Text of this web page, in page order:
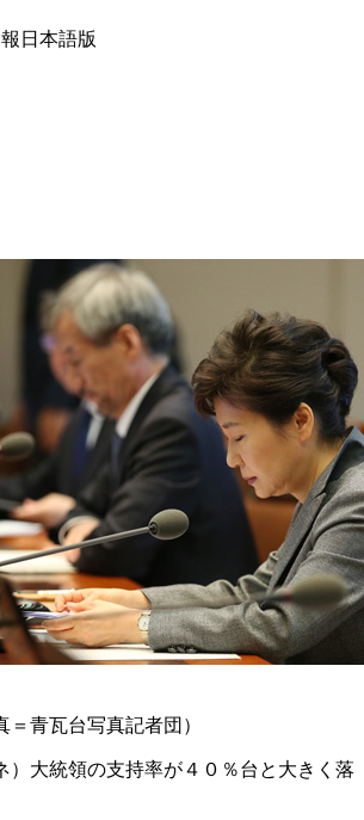
日本語版
青瓦台写真記者団）
）大統領の支持率が４０％台と大きく落